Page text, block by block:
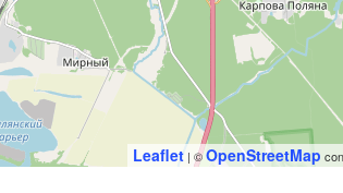
Leaflet | ©OpenStreetMap